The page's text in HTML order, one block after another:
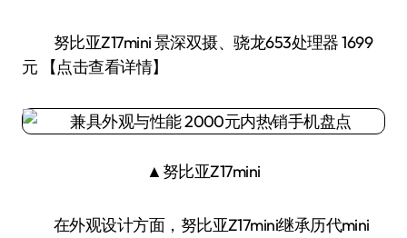
努比亚Z17mini 景深双摄、骁龙653处理器 1699
元 【点击查看详情】
▲努比亚Z17mini
在外观设计方面，努比亚Z17mini继承历代mini